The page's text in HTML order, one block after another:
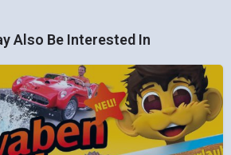
Also Be Interested In